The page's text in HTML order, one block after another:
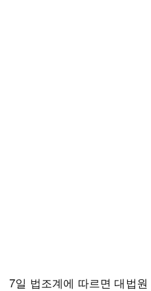
7일 법조계에 따르면 대법